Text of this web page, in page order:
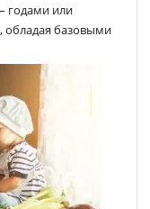
годами или
обладая базовыми